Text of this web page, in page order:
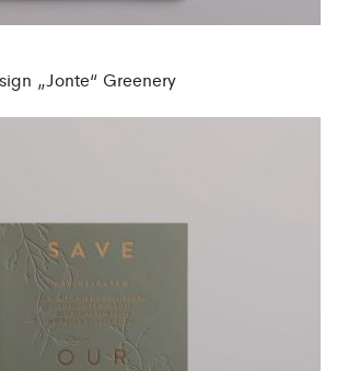
„Jonte“ Greenery